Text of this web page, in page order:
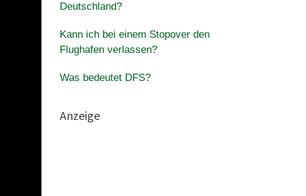
Deutschland?
Kann ich bei einem Stopover den
Flughafen verlassen?
Was bedeutet DFS?
Anzeige